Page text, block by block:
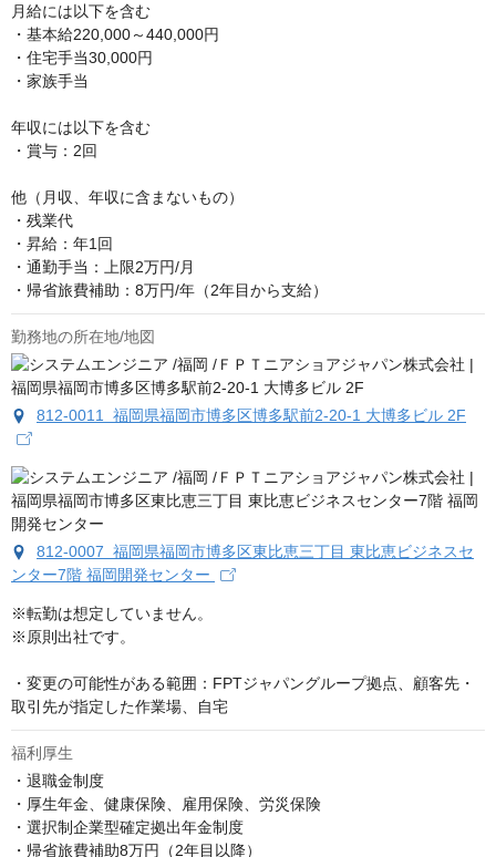
月給には以下を含む
・基本給220,000～440,000円
・住宅手当30,000円
・家族手当
年収には以下を含む
・賞与：2回
他（月収、年収に含まないもの）
・残業代
・昇給：年1回
・通勤手当：上限2万円/月
・帰省旅費補助：8万円/年（2年目から支給）
勤務地の所在地/地図
812-0011 福岡県福岡市博多区博多駅前2-20-1 大博多ビル 2F
812-0007 福岡県福岡市博多区東比恵三丁目 東比恵ビジネスセ
ンター7階 福岡開発センター
※転勤は想定していません。
※原則出社です。
・変更の可能性がある範囲：FPTジャパングループ拠点、顧客先・
取引先が指定した作業場、自宅
福利厚生
・退職金制度
・厚生年金、健康保険、雇用保険、労災保険
・選択制企業型確定拠出年金制度
・帰省旅費補助8万円（2年目以降）